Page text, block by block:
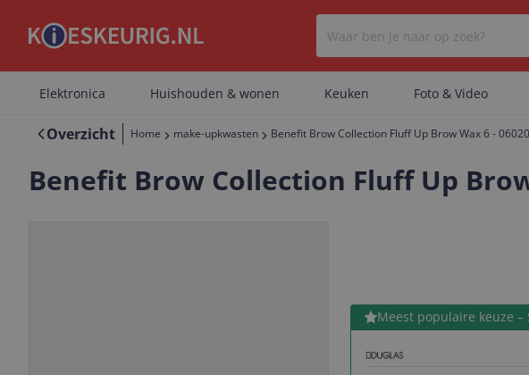
Er zijn
Elektronica Huishouden & wonen Keuken Foto & Video
Overzicht Home make-upkwasten Benefit Brow Collection Fluff Up Brow Wax 6 -
Benefit Brow Collection Fluff Up
Meest populaire keuze –
Bekijk product